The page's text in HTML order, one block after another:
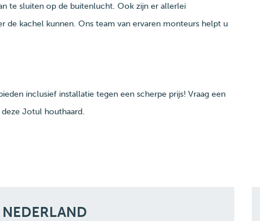
te sluiten op de buitenlucht. Ook zijn er allerlei
de kachel kunnen. Ons team van ervaren monteurs helpt u
inclusief installatie tegen een scherpe prijs! Vraag een
Jotul houthaard.